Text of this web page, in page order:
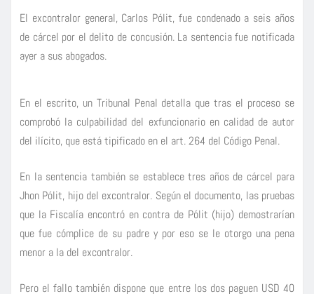
El excontralor general, Carlos Pólit, fue condenado a seis años
de cárcel por el delito de concusión. La sentencia fue notificada
ayer a sus abogados.
En el escrito, un Tribunal Penal detalla que tras el proceso se
comprobó la culpabilidad del exfuncionario en calidad de autor
del ilícito, que está tipificado en el art. 264 del Código Penal.
En la sentencia también se establece tres años de cárcel para
Jhon Pólit, hijo del excontralor. Según el documento, las pruebas
que la Fiscalía encontró en contra de Pólit (hijo) demostrarían
que fue cómplice de su padre y por eso se le otorgo una pena
menor a la del excontralor.
Pero el fallo también dispone que entre los dos paguen USD 40